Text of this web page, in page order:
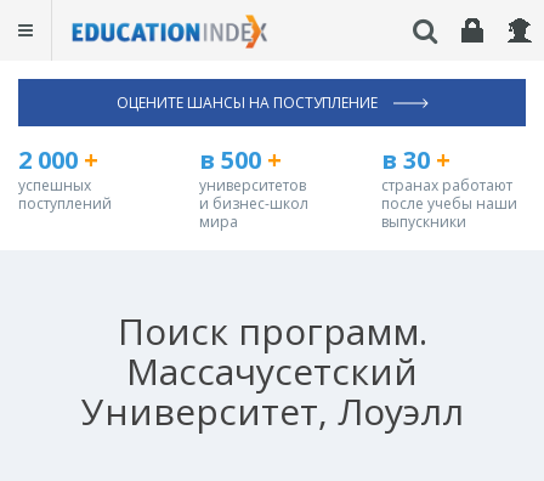
ОЦЕНИТЕ ШАНСЫ НА ПОСТУПЛЕНИЕ
2 000 +
успешных
поступлений
в 500 +
университетов
и бизнес-школ
мира
в 30+
странах работают
после учебы наши
выпускники
Поиск программ.
Массачусетский
Университет, Лоуэлл